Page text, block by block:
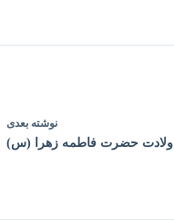
نوشته بعدی
ولادت حضرت فاطمه زهرا (س)